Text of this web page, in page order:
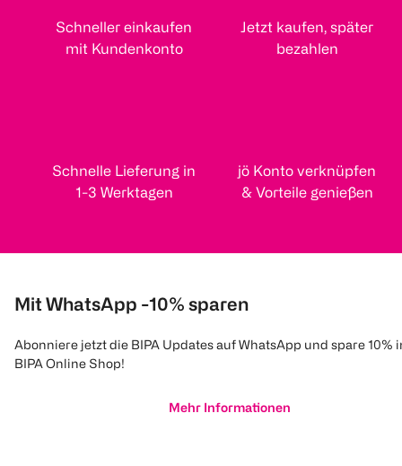
Schneller einkaufen
mit Kundenkonto
Jetzt kaufen, später
bezahlen
Schnelle Lieferung in
1-3 Werktagen
jö Konto verknüpfen
& Vorteile genießen
Mit WhatsApp -10% sparen
Abonniere jetzt die BIPA Updates auf WhatsApp und spare 10%
BIPA Online Shop!
Mehr Informationen